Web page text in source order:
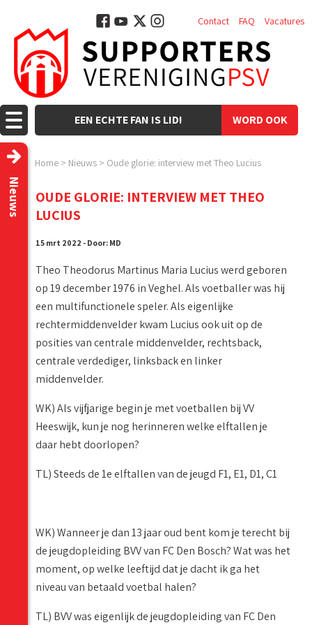
WORD OOK
EEN ECHTE FAN IS LID!
Contact FAQ Vacatures
Home > Nieuws > Oude glorie: interview met Theo Lucius
Nieuws
OUDE GLORIE: INTERVIEW MET THEO
LUCIUS
15 mrt 2022 - Door: MD
Theo Theodorus Martinus Maria Lucius werd geboren
op 19 december 1976 in Veghel. Als voetballer was hij
een multifunctionele speler. Als eigenlijke
rechtermiddenvelder kwam Lucius ook uit op de
posities van centrale middenvelder, rechtsback,
centrale verdediger, linksback en linker
middenvelder.
WK) Als vijfjarige begin je met voetballen bij VV
Heeswijk, kun je nog herinneren welke elftallen je
daar hebt doorlopen?
TL) Steeds de 1e elftallen van de jeugd F1, E1, D1, C1
WK) Wanneer je dan 13 jaar oud bent kom je terecht bij
de jeugdopleiding BVV van FC Den Bosch? Wat was het
moment, op welke leeftijd dat je dacht ik ga het
niveau van betaald voetbal halen?
TL) BVV was eigenlijk de jeugdopleiding van FC Den